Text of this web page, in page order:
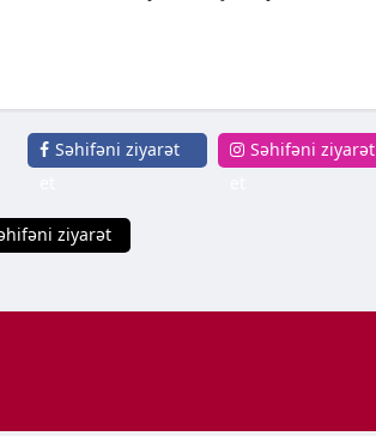
Səhifəni ziyarət
Səhifəni ziyarət
ziyarət